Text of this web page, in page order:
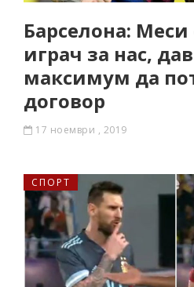
Барселона: Меси
играч за нас,
максимум да
договор
17 ноември , 2019
СПОРТ